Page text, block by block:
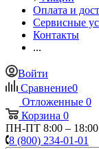
Оплата и
Сервисные
Контакты
...
Войти
Сравнение0
Отложенные 0
Корзина 0
ПН-ПТ 8:00 – 18:00
8 (800) 234-01-01